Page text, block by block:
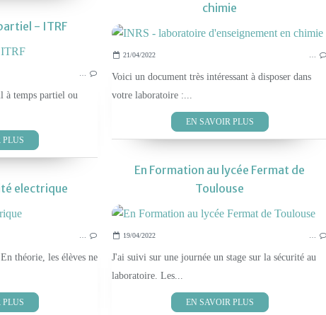
chimie
21/04/2022
Voici un document très intéressant à disposer dans
votre laboratoire :...
EN SAVOIR PLUS
- ITRF
à temps partiel ou
PLUS
En Formation au lycée Fermat de
Toulouse
19/04/2022
J'ai suivi sur une journée un stage sur la sécurité au
laboratoire. Les...
EN SAVOIR PLUS
electrique
SÉCURITÉ ET NETTOYAGE
théorie, les élèves ne
PLUS